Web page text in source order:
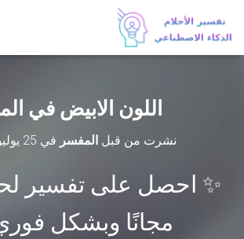
اللون الابيض في
نشرت من قبل المفسر في 25 يوليو، 2023
✨ احصل على تفسير
مجانًا وبشكل